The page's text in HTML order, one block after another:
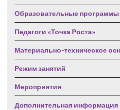
Образовательные программы
Педагоги «Точка Роста»
Материально-техническое
Режим занятий
Мероприятия
Дополнительная информация